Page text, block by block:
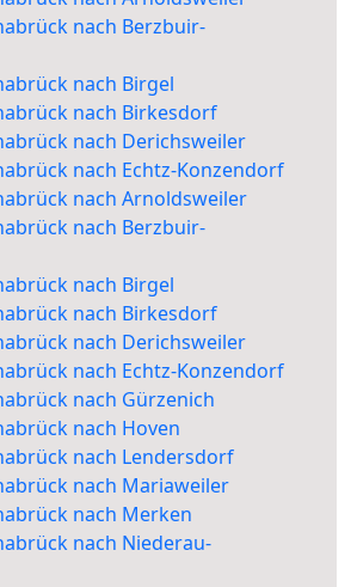
nach Berzbuir-
nach Birgel
nach Birkesdorf
nach Derichsweiler
nach Echtz-Konzendorf
nach Arnoldsweiler
nach Berzbuir-
nach Birgel
nach Birkesdorf
nach Derichsweiler
nach Echtz-Konzendorf
nach Gürzenich
nach Hoven
nach Lendersdorf
nach Mariaweiler
nach Merken
nach Niederau-